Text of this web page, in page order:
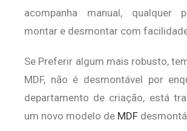
acompanha manual, qualquer
montar e desmontar com
Se Preferir algum mais robusto,
MDF, não é desmontável por
departamento de criação, está
um novo modelo de MDF